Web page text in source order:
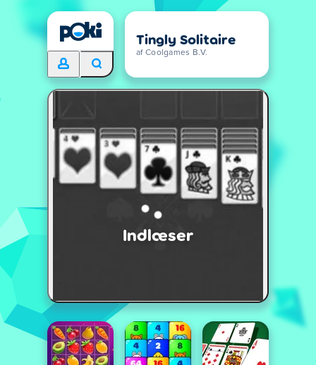
Tingly Solitaire
af Coolgames B.V.
Indlæser